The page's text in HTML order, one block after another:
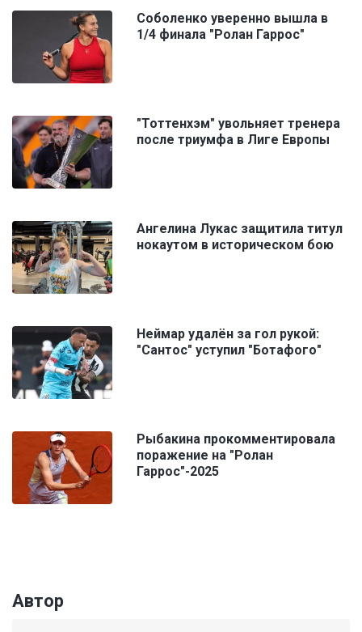
Соболенко уверенно вышла в
1/4 финала "Ролан Гаррос"
"Тоттенхэм" увольняет тренера
после триумфа в Лиге Европы
Ангелина Лукас защитила титул
нокаутом в историческом бою
Неймар удалён за гол рукой:
"Сантос" уступил "Ботафого"
Рыбакина прокомментировала
поражение на "Ролан
Гаррос"-2025
Автор